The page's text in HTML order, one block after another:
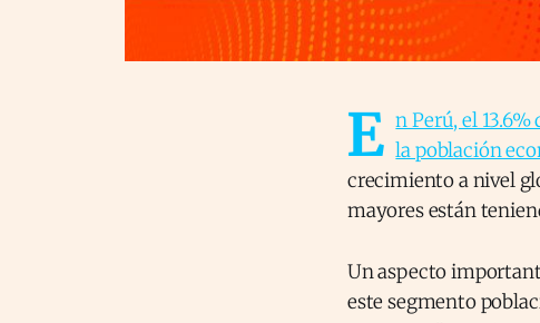
E n Perú, el
la población
crecimiento a nivel
mayores están
Un aspecto
este segmento